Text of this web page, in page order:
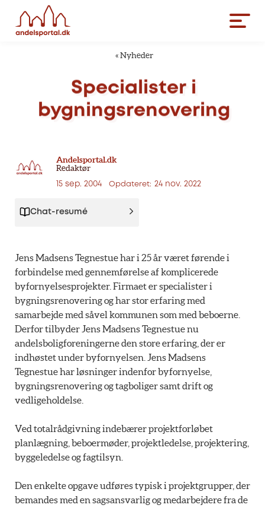
« Nyheder
Specialister i
bygningsrenovering
Andelsportal.dk
Redaktør
15 sep. 2004 Opdateret: 24 nov. 2022
Chat-resumé
Jens Madsens Tegnestue har i 25 år været førende i
forbindelse med gennemførelse af komplicerede
byfornyelsesprojekter. Firmaet er specialister i
bygningsrenovering og har stor erfaring med
samarbejde med såvel kommunen som med beboerne.
Derfor tilbyder Jens Madsens Tegnestue nu
andelsboligforeningerne den store erfaring, der er
indhøstet under byfornyelsen. Jens Madsens
Tegnestue har løsninger indenfor byfornyelse,
bygningsrenovering og tagboliger samt drift og
vedligeholdelse.
Ved totalrådgivning indebærer projektforløbet
planlægning, beboermøder, projektledelse, projektering,
byggeledelse og fagtilsyn.
Den enkelte opgave udføres typisk i projektgrupper, der
bemandes med en sagsansvarlig og medarbejdere fra de